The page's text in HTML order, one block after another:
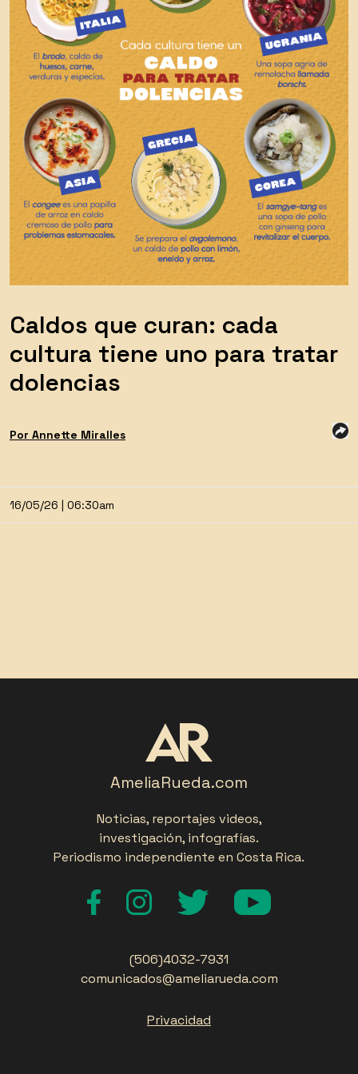
Caldos que curan: cada
cultura tiene uno para tratar
dolencias
Por Annette Miralles
16/05/26 | 06:30am
AmeliaRueda.com
Noticias, reportajes videos,
investigación, infografías.
Periodismo independiente en Costa Rica.
(506)4032-7931
comunicados@ameliarueda.com
Privacidad